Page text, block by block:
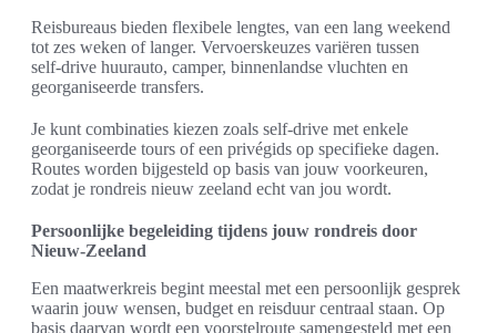
Reisbureaus bieden flexibele lengtes, van een lang weekend
tot zes weken of langer. Vervoerskeuzes variëren tussen
self‑drive huurauto, camper, binnenlandse vluchten en
georganiseerde transfers.
Je kunt combinaties kiezen zoals self‑drive met enkele
georganiseerde tours of een privégids op specifieke dagen.
Routes worden bijgesteld op basis van jouw voorkeuren,
zodat je rondreis nieuw zeeland echt van jou wordt.
Persoonlijke begeleiding tijdens jouw rondreis door
Nieuw-Zeeland
Een maatwerkreis begint meestal met een persoonlijk gesprek
waarin jouw wensen, budget en reisduur centraal staan. Op
basis daarvan wordt een voorstelroute samengesteld met een